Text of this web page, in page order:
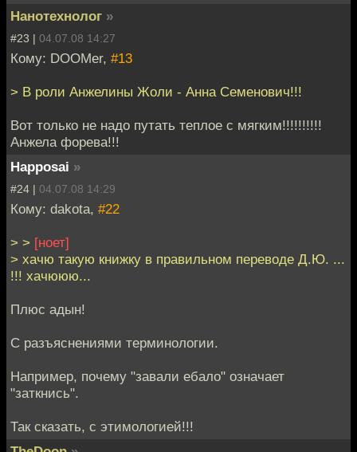
Нанотехнолог »
#23 | 04.07.08 14:27
Кому: DOOMer, #13
> В роли Анжелины Жоли - Анна Семенович!!!
Вот только не надо путать теплое с мягким!!!!!!!!!!
Анжела форева!!!
Happosai »
#24 | 04.07.08 14:29
Кому: dakota, #22
> > [ноет]
> хачю такую книжку в правильном переводе Д.Ю. ...
!!! хачююю...
Плюс адын!
С разъяснениями терминологии.
Например, почему "завали ебало" означает
"заткнись".
Так сказать, с этимологией!!!